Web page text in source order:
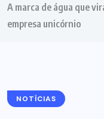
A marca de água que
empresa unicórnio
NOTÍCIAS